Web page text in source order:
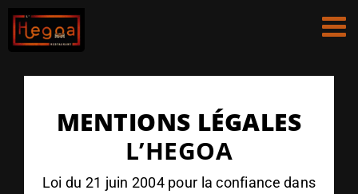
MENTIONS LÉGALES
L’HEGOA
Loi du 21 juin 2004 pour la confiance dans